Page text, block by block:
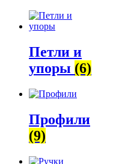
Петли и
упоры (6)
Профили
(9)